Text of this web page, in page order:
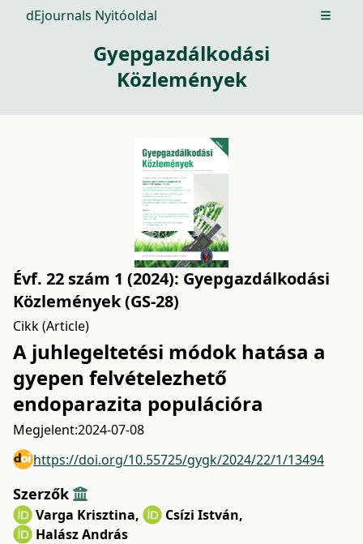
dEjournals Nyitóoldal Open
Gyepgazdálkodási
Közlemények
Évf. 22 szám 1 (2024): Gyepgazdálkodási
Közlemények (GS-28)
Cikk (Article)
A juhlegeltetési módok hatása a
gyepen felvételezhető
endoparazita populációra
Megjelent:2024-07-08
https://doi.org/10.55725/gygk/2024/22/1/13494
Szerzők
Varga Krisztina, Csízi István,
Halász András